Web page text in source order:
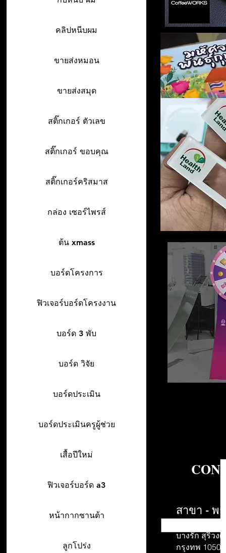
คลิปหนีบผม
ขายส่งหมอน
ขายส่งสมุด
สติ๊กเกอร์ ตัวเลข
สติ๊กเกอร์ ขอบคุณ
สติ๊กเกอร์คริสมาส
กล่อง เซอร์ไพรส์
ต้น xmass
บอร์ดโครงการ
ฟิวเจอร์บอร์ดโครงงาน
บอร์ด 3 พับ
บอร์ด วิจัย
บอร์ดประเมิน
บอร์ดประเมินครูผู้ช่วย
เสื้อปีใหม่
ฟิวเจอร์บอร์ด a3
หน้ากากซานต้า
ลูกโปร่ง
สาขา - พ
บางรัก สุริวงศ์
กรุงทพ 10500